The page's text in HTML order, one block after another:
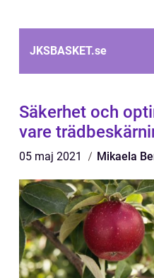
JKSBASKET.se
Säkerhet och
vare
05 maj 2021 Mikaela